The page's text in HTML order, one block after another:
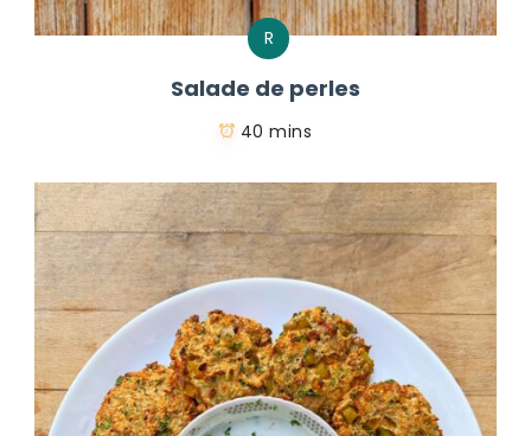
R
Salade de perles
40 mins